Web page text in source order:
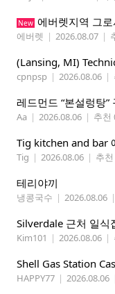
New 에버렛지역 그
에버렛 | 2026.08.07 |
(Lansing, MI)
cpnpsp | 2026.08.06 |
레드먼드 “본설렁탕”
Aa | 2026.08.06 | 추천
Tig kitchen and bar
Tig | 2026.08.06 | 추
테리야끼
냉콩국수 | 2026.08.06 |
Kim101 | 2026.08.06 |
Shell Gas Station
HAPPY77 | 2026.08.06